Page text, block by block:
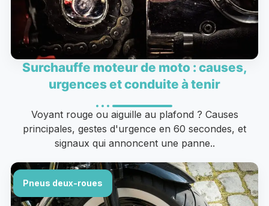
Surchauffe moteur de moto : causes,
urgences et conduite à tenir
Voyant rouge ou aiguille au plafond ? Causes
principales, gestes d'urgence en 60 secondes, et
signaux qui annoncent une panne..
Pneus deux-roues